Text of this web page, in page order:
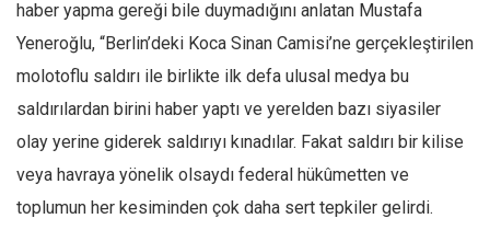
haber yapma gereği bile duymadığını anlatan Mustafa
Yeneroğlu, “Berlin’deki Koca Sinan Camisi’ne gerçekleştirilen
molotoflu saldırı ile birlikte ilk defa ulusal medya bu
saldırılardan birini haber yaptı ve yerelden bazı siyasiler
olay yerine giderek saldırıyı kınadılar. Fakat saldırı bir kilise
veya havraya yönelik olsaydı federal hükûmetten ve
toplumun her kesiminden çok daha sert tepkiler gelirdi.